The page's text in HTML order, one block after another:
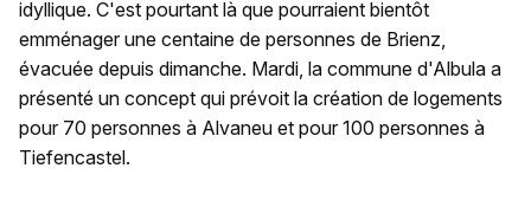
idyllique. C'est pourtant là que pourraient bientôt
emménager une centaine de personnes de Brienz,
évacuée depuis dimanche. Mardi, la commune d'Albula a
présenté un concept qui prévoit la création de logements
pour 70 personnes à Alvaneu et pour 100 personnes à
Tiefencastel.